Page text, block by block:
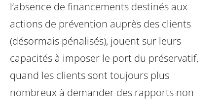
l’absence de financements destinés aux
actions de prévention auprès des clients
(désormais pénalisés), jouent sur leurs
capacités à imposer le port du préservatif,
quand les clients sont toujours plus
nombreux à demander des rapports non